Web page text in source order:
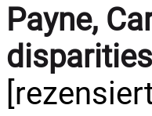
Payne,